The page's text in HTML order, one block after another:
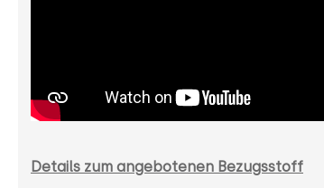
Details zum angebotenen Bezugsstoff